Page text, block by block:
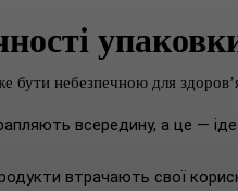
бути небезпечною для
всередину, а це —
втрачають свої